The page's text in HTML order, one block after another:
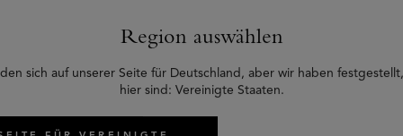
Region auswählen
sich auf unserer Seite für Deutschland, aber wir haben
hier sind: Vereinigte Staaten.